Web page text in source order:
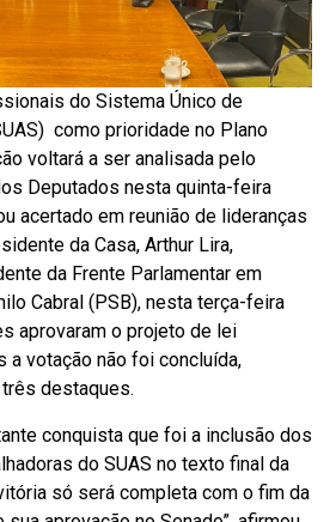
do Sistema Único de
como prioridade no Plano
voltará a ser analisada pelo
Deputados nesta quinta-feira
acertado em reunião de lideranças
da Casa, Arthur Lira,
da Frente Parlamentar em
Cabral (PSB), nesta terça-feira
aprovaram o projeto de lei
a votação não foi concluída,
destaques.
conquista que foi a inclusão dos
do SUAS no texto final da
só será completa com o fim da